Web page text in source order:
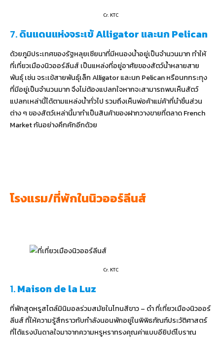
Cr. KTC
7.ดินแดนแห่งจระเข้ Alligator และนก Pelican
ด้วยภูมิประเทศของรัฐหลุยเซียนาที่มีหนองน้ำอยู่เป็นจำนวนมาก ทำให้
ที่เที่ยวเมืองนิวออร์ลีนส์ เป็นแหล่งที่อยู่อาศัยของสัตว์น้ำหลายสาย
พันธุ์ เช่น จระเข้สายพันธุ์เล็ก Alligator และนก Pelican หรือนกกระทุง
ที่มีอยู่เป็นจำนวนมาก จึงไม่ต้องแปลกใจหากจะสามารถพบเห็นสัตว์
แปลกเหล่านี้ได้ตามแหล่งน้ำทั่วไป รวมถึงเห็นพ่อค้าแม่ค้าที่นำชิ้นส่วน
ต่าง ๆ ของสัตว์เหล่านี้มาทำเป็นสินค้าของฝากวางขายที่ตลาด French
Market กันอย่างคึกคักอีกด้วย
โรงแรม/ที่พักในนิวออร์ลีนส์
Cr. KTC
1.Maison de la Luz
ที่พักสุดหรูสไตล์มินิมอลร่วมสมัยในโทนสีขาว – ดำ ที่เที่ยวเมืองนิวออร์
ลีนส์ ที่ให้ความรู้สึกราวกับกำลังนอนพักอยู่ในพิพิธภัณฑ์ประวัติศาสตร์
ที่ได้แรงบันดาลใจมาจากความหรูหราทรงคุณค่าแบบอียิปต์โบราณ